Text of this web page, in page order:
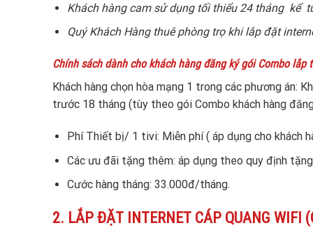
Khách hàng cam sử dụng tối thiểu 24 tháng kể
Quý Khách Hàng thuê phòng trọ khi lắp đặt
Chính sách dành cho khách hàng đăng ký gói Combo
Khách hàng chọn hòa mạng 1 trong các phương
trước 18 tháng (tùy theo gói Combo khách hàng
Phí Thiết bị/ 1 tivi: Miễn phí ( áp dụng cho khách
Các ưu đãi tặng thêm: áp dụng theo quy định
Cước hàng tháng: 33.000đ/tháng.
2. LẮP ĐẶT INTERNET CÁP QUANG